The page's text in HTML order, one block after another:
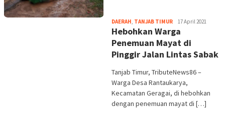
DAERAH, TANJAB TIMURtribute
17 April 2021
Hebohkan Warga
Penemuan Mayat di
Pinggir Jalan Lintas Sabak
Tanjab Timur, TributeNews86 –
Warga Desa Rantaukarya,
Kecamatan Geragai, di hebohkan
dengan penemuan mayat di […]